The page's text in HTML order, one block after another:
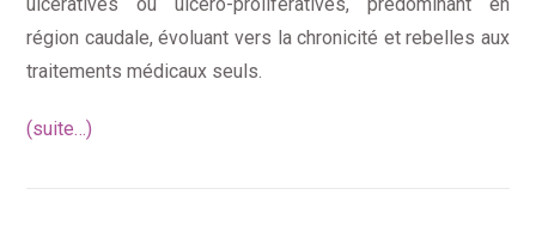
région caudale, évoluant vers la chronicité et rebelles aux
traitements médicaux seuls.
(suite…)